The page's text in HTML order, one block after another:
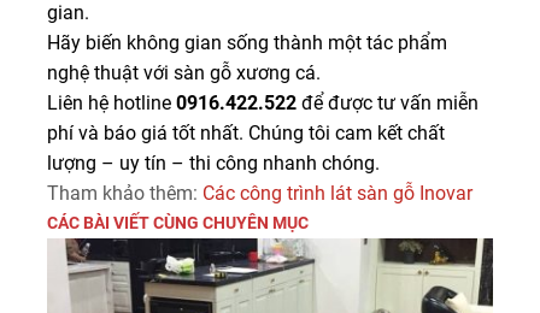
gian.
Hãy biến không gian sống thành một tác phẩm
nghệ thuật với sàn gỗ xương cá.
Liên hệ hotline 0916.422.522 để được tư vấn miễn
phí và báo giá tốt nhất. Chúng tôi cam kết chất
lượng – uy tín – thi công nhanh chóng.
Tham khảo thêm: Các công trình lát sàn gỗ Inovar
CÁC BÀI VIẾT CÙNG CHUYÊN MỤC